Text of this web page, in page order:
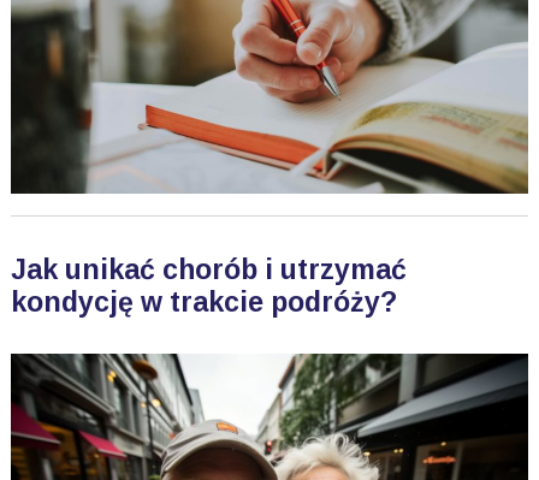
Jak unikać chorób i utrzymać
kondycję w trakcie podróży?